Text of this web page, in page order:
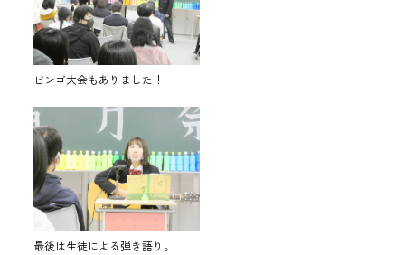
ビンゴ大会もありました！
最後は生徒による弾き語り。